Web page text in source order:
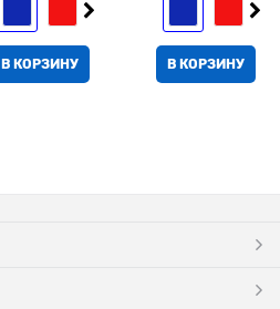
В КОРЗИНУ В КОРЗИНУ